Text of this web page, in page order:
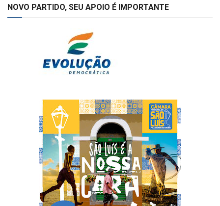
NOVO PARTIDO, SEU APOIO É IMPORTANTE